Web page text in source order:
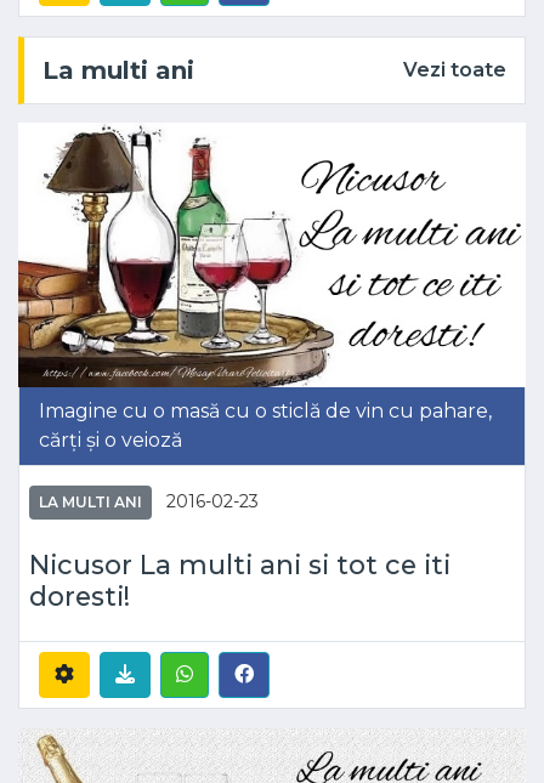
La multi ani Vezi toate
Imagine cu o masă cu o sticlă de vin cu pahare,
cărți și o veioză
LA MULTI ANI 2016-02-23
Nicusor La multi ani si tot ce iti
doresti!